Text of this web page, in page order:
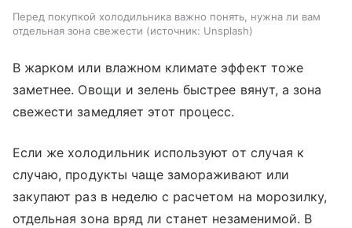
Перед покупкой холодильника важно понять, нужна ли вам
отдельная зона свежести
источник: Unsplash
В жарком или влажном климате эффект тоже
заметнее. Овощи и зелень быстрее вянут, а зона
свежести замедляет этот процесс.
Если же холодильник используют от случая к
случаю, продукты чаще замораживают или
закупают раз в неделю с расчетом на морозилку,
отдельная зона вряд ли станет незаменимой. В